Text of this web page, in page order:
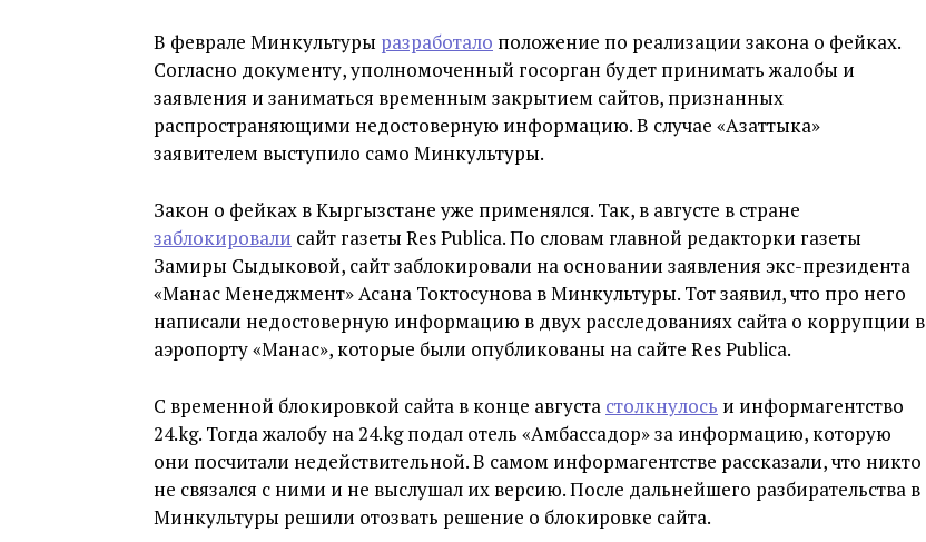
В феврале Минкультуры разработало положение по реализации закона о фейках.
Согласно документу, уполномоченный госорган будет принимать жалобы и
заявления и заниматься временным закрытием сайтов, признанных
распространяющими недостоверную информацию. В случае «Азаттыка»
заявителем выступило само Минкультуры.
Закон о фейках в Кыргызстане уже применялся. Так, в августе в стране
заблокировали сайт газеты Res Publica. По словам главной редакторки газеты
Замиры Сыдыковой, сайт заблокировали на основании заявления экс-президента
«Манас Менеджмент» Асана Токтосунова в Минкультуры. Тот заявил, что про него
написали недостоверную информацию в двух расследованиях сайта о коррупции в
аэропорту «Манас», которые были опубликованы на сайте Res Publica.
С временной блокировкой сайта в конце августа столкнулось и информагентство
24.kg. Тогда жалобу на 24.kg подал отель «Амбассадор» за информацию, которую
они посчитали недействительной. В самом информагентстве рассказали, что никто
не связался с ними и не выслушал их версию. После дальнейшего разбирательства в
Минкультуры решили отозвать решение о блокировке сайта.